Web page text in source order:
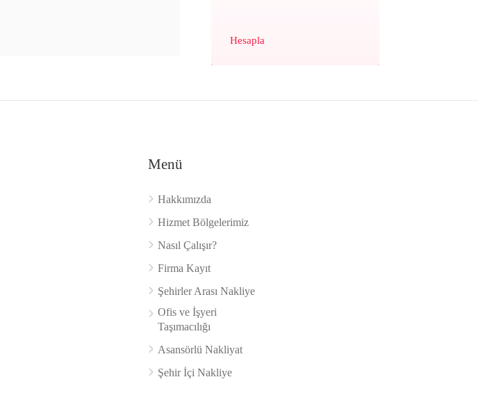
Hesapla
Menü
Hakkımızda
Hizmet Bölgelerimiz
Nasıl Çalışır?
Firma Kayıt
Şehirler Arası Nakliye
Ofis ve İşyeri
Taşımacılığı
Asansörlü Nakliyat
Şehir İçi Nakliye